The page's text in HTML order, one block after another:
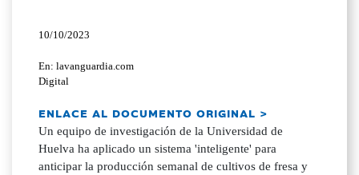
10/10/2023
En: lavanguardia.com
Digital
ENLACE AL DOCUMENTO ORIGINAL >
Un equipo de investigación de la Universidad de
Huelva ha aplicado un sistema 'inteligente' para
anticipar la producción semanal de cultivos de fresa y